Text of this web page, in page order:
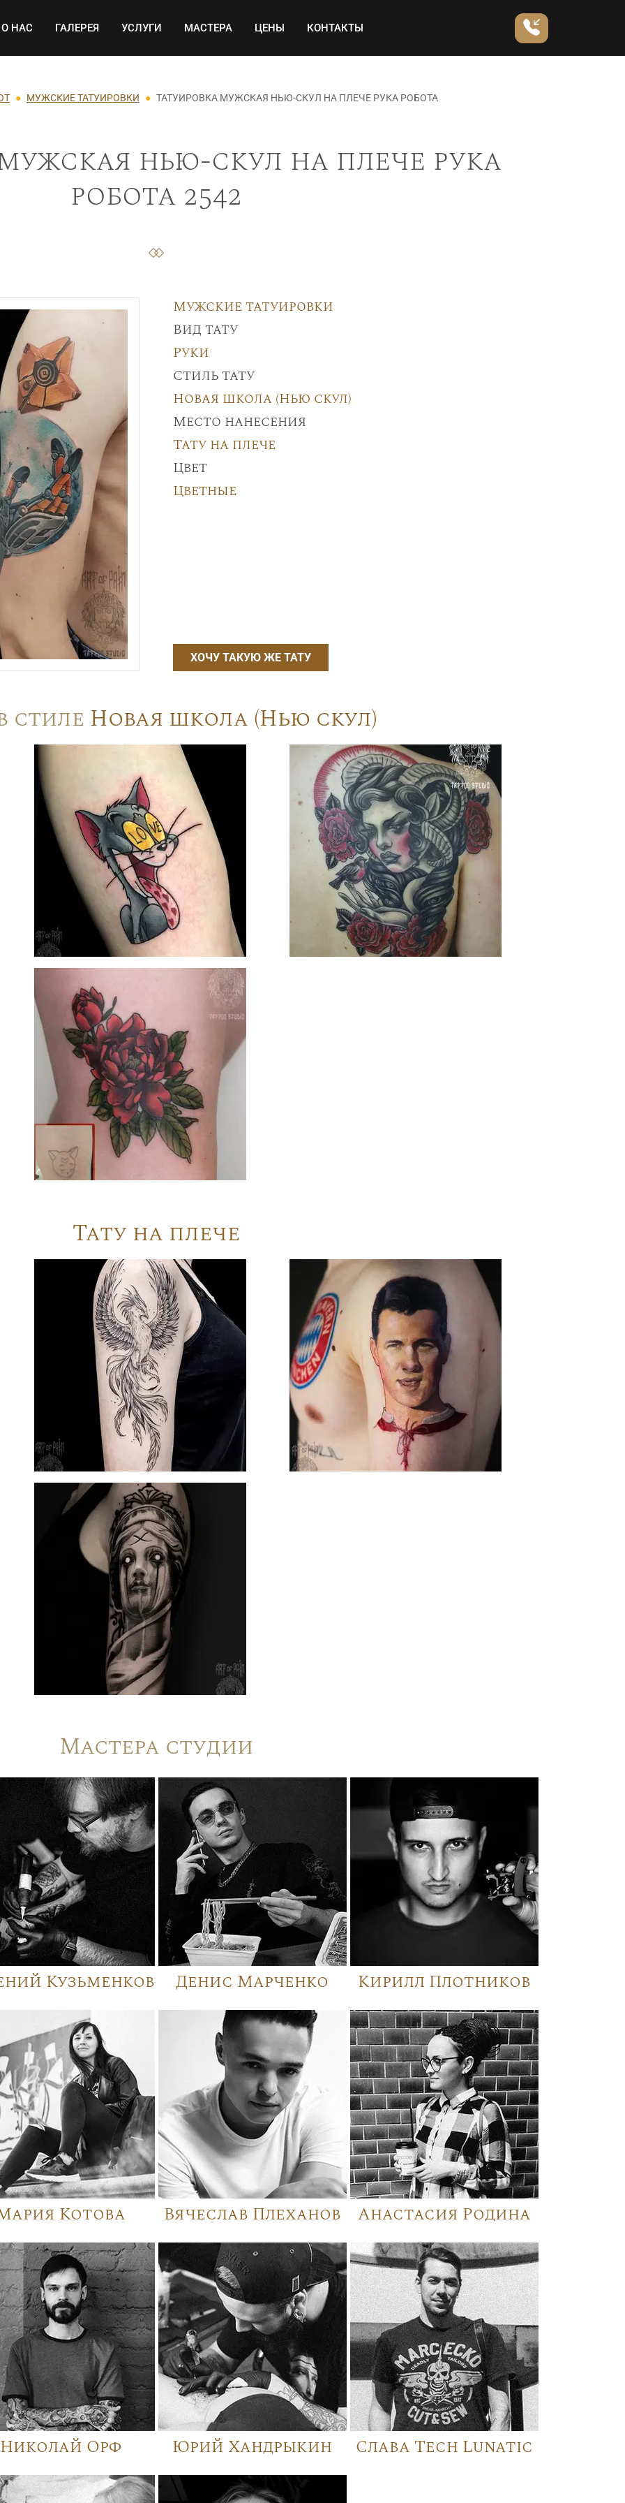
навигация
О НАС ГАЛЕРЕЯ УСЛУГИ МАСТЕРА ЦЕНЫ КОНТАКТЫ
МУЖСКИЕ ТАТУИРОВКИ ТАТУИРОВКА МУЖСКАЯ НЬЮ-СКУЛ НА ПЛЕЧЕ РУКА РОБОТА
нью-скул на плече рука
робота 2542
Мужские татуировки
Вид тату
Руки
Стиль тату
Новая школа (Нью скул)
Место нанесения
Тату на плече
Цвет
Цветные
ХОЧУ ТАКУЮ ЖЕ ТАТУ
стиле Новая школа (Нью скул)
Тату на плече
Мастера студии
Кузьменков Денис Марченко Кирилл Плотников
Котова Вячеслав Плеханов Анастасия Родина
Николай Орф Юрий Хандрыкин Слава Tech Lunatic